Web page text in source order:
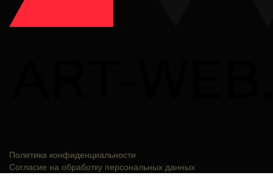
Политика конфиденциальности
Согласие на обработку персональных данных